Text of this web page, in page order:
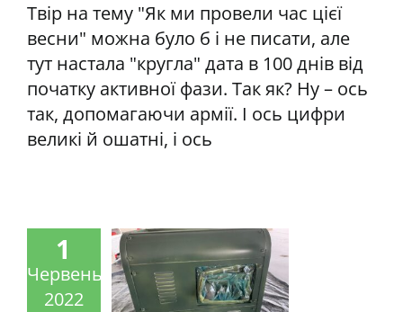
Твір на тему "Як ми провели час цієї
весни" можна було б і не писати, але
тут настала "кругла" дата в 100 днів від
початку активної фази. Так як? Ну – ось
так, допомагаючи армії. І ось цифри
великі й ошатні, і ось
1
Червень
2022